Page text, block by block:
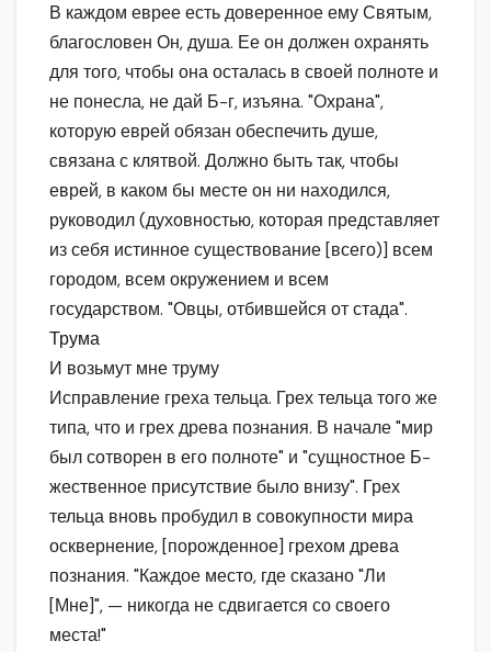
В каждом еврее есть доверенное ему Святым,
благословен Он, душа. Ее он должен охранять
для того, чтобы она осталась в своей полноте и
не понесла, не дай Б-г, изъяна. "Охрана",
которую еврей обязан обеспечить душе,
связана с клятвой. Должно быть так, чтобы
еврей, в каком бы месте он ни находился,
руководил (духовностью, которая представляет
из себя истинное существование [всего)] всем
городом, всем окружением и всем
государством. "Овцы, отбившейся от стада".
Трума
И возьмут мне труму
Исправление греха тельца. Грех тельца того же
типа, что и грех древа познания. В начале "мир
был сотворен в его полноте" и "сущностное Б-
жественное присутствие было внизу". Грех
тельца вновь пробудил в совокупности мира
осквернение, [порожденное] грехом древа
познания. "Каждое место, где сказано "Ли
[Мне]", — никогда не сдвигается со своего
места!"